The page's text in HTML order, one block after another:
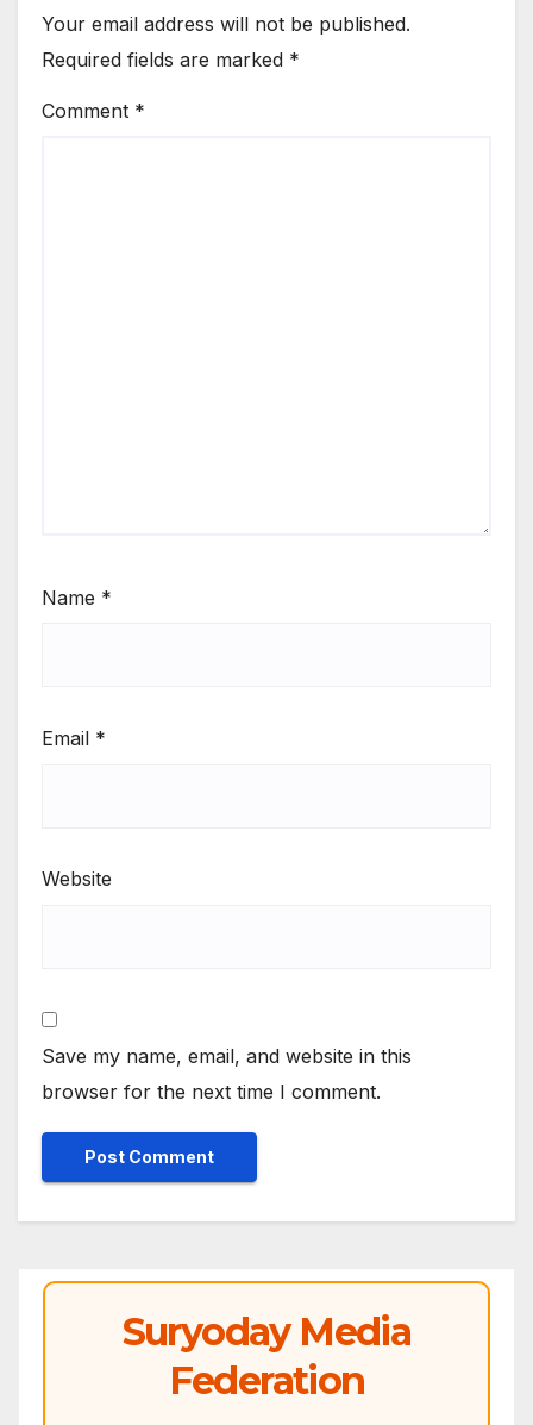
Your email address will not be published.
Required fields are marked *
Comment *
Name *
Email *
Website
Save my name, email, and website in this
browser for the next time I comment.
Suryoday Media
Federation